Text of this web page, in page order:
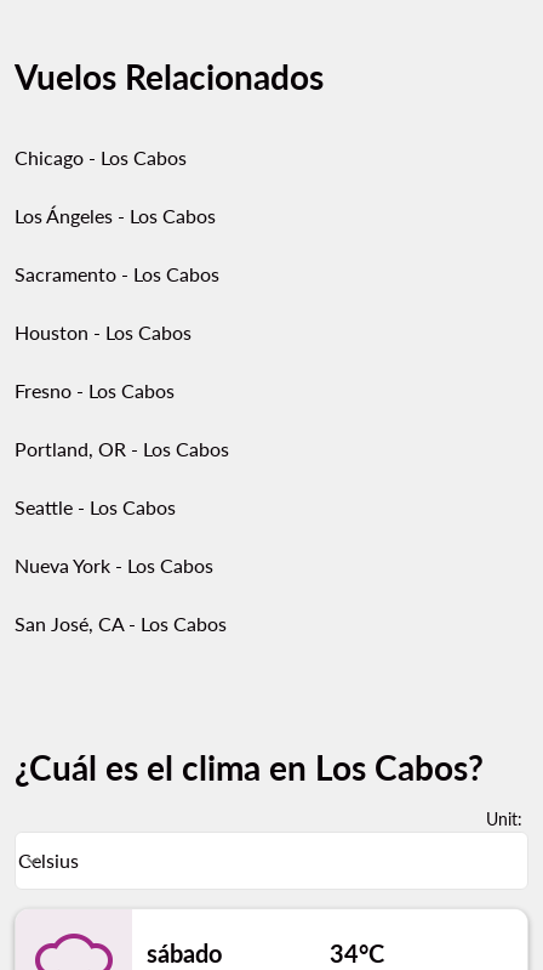
Vuelos Relacionados
Chicago - Los Cabos
Los Ángeles - Los Cabos
Sacramento - Los Cabos
Houston - Los Cabos
Fresno - Los Cabos
Portland, OR - Los Cabos
Seattle - Los Cabos
Nueva York - Los Cabos
San José, CA - Los Cabos
¿Cuál es el clima en Los Cabos?
Unit:
Celsius
keyboard_arrow_down
sábado 34°C